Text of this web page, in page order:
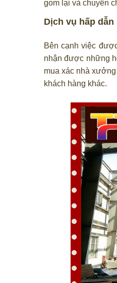
gom lại và chuyên
Dịch vụ hấp dẫn
Bên cạnh việc
nhận được những
mua xác nhà
khách hàng khác.